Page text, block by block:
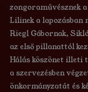
zongoraművésznek
Lilinek a
Riegl Gábornak,
az első pillanattól
Hálás köszönet illeti
a szervezésben
önkormányzatát és